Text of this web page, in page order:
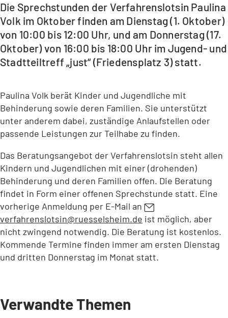
Die Sprechstunden der Verfahrenslotsin Paulina
Volk im Oktober finden am Dienstag (1. Oktober)
von 10:00 bis 12:00 Uhr, und am Donnerstag (17.
Oktober) von 16:00 bis 18:00 Uhr im Jugend- und
Stadtteiltreff „just“ (Friedensplatz 3) statt.
Paulina Volk berät Kinder und Jugendliche mit
Behinderung sowie deren Familien. Sie unterstützt
unter anderem dabei, zuständige Anlaufstellen oder
passende Leistungen zur Teilhabe zu finden.
Das Beratungsangebot der Verfahrenslotsin steht allen
Kindern und Jugendlichen mit einer (drohenden)
Behinderung und deren Familien offen. Die Beratung
findet in Form einer offenen Sprechstunde statt. Eine
vorherige Anmeldung per E-Mail an
verfahrenslotsin
ruesselsheim de ist möglich, aber
nicht zwingend notwendig. Die Beratung ist kostenlos.
Kommende Termine finden immer am ersten Dienstag
und dritten Donnerstag im Monat statt.
Verwandte Themen